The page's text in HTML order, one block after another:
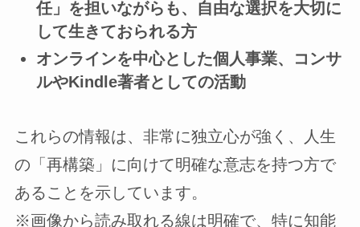
任」を担いながらも、自由な選択を大切に
して生きておられる方
オンラインを中心とした個人事業、コンサ
ルやKindle著者としての活動
これらの情報は、非常に独立心が強く、人生
の「再構築」に向けて明確な意志を持つ方で
あることを示しています。
※画像から読み取れる線は明確で、特に知能